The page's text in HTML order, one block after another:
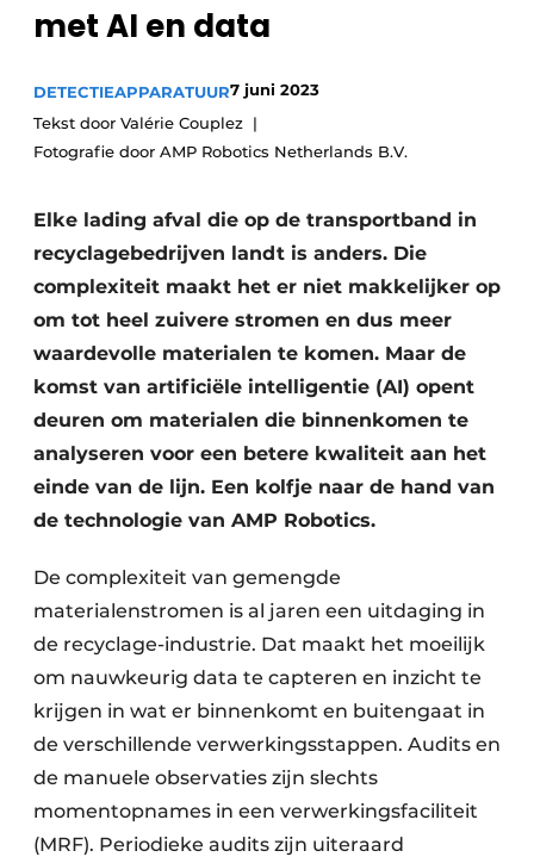
recyclingstroom in België
Vacatures
Video’s
Safety First
Kranen
Detectieapparatuur
Persen
Stofbeheersing
Uitrustingsstukken
Shredders
Transportbanden
Bedrijfsafval
Bouw & Sloopafval
Elektronisch Afval
Glasrecyclage
met AI en data
DETECTIEAPPARATUUR7 juni 2023
Tekst door Valérie Couplez
Fotografie door AMP Robotics Netherlands B.V.
Elke lading afval die op de transportband in
recyclagebedrijven landt is anders. Die
complexiteit maakt het er niet makkelijker op
om tot heel zuivere stromen en dus meer
waardevolle materialen te komen. Maar de
komst van artificiële intelligentie (AI) opent
deuren om materialen die binnenkomen te
analyseren voor een betere kwaliteit aan het
einde van de lijn. Een kolfje naar de hand van
de technologie van AMP Robotics.
De complexiteit van gemengde
materialenstromen is al jaren een uitdaging in
de recyclage-industrie. Dat maakt het moeilijk
om nauwkeurig data te capteren en inzicht te
krijgen in wat er binnenkomt en buitengaat in
de verschillende verwerkingsstappen. Audits en
de manuele observaties zijn slechts
momentopnames in een verwerkingsfaciliteit
(MRF). Periodieke audits zijn uiteraard